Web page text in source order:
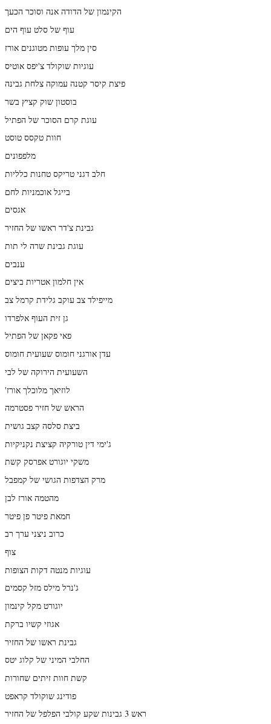
הקינמון של הדודה אנה וסוכר הכעך
עוף של סלט עוף הים
סין מלך עופות מטוגנים אורז
עוגיות שוקולד צ'יפס אוטיס
פיצת קיסר קטנה עמוקה צלחת גבינה
בוסטון שוק קציץ בשר
עוגת קרם הסוכר של הפתיל
חוות טקסס טוסט
מלפפונים
חלב דגני טריקס טחנות כלליות
בייגל אוכמניות לחם
אגסים
גבינת צ'דר ראשו של החזיר
עוגת גבינת שרה לי תות
ענבים
אין חלמון אטריות ביצים
מייפילד צב עוקב גלידת קרמל צב
גן זית העוף אלפרדו
פאי פקאן של הפתיל
עדן אורגני חומוס שעועית חומוס
השעועית הירוקה של לבי
'לוזיאך מלוכלך אורז
הראש של חזיר פסטרמה
ביצת סלסה קצב גושית
ג'ימי דין טורקיה קציצת נקניקיות
משקי יוגורט אפרסק קשת
מרק הצדפות הגושי של קמפבל
מהטמה אורז לבן
חמאת פיטר פן פיטר
כרוב ניצני ערך רב
צוף
עוגיות מנטה דקות הצופות
ג'נרל מילס מזל קסמים
יוגורט מקל קינמון
אגוזי קשיו ברקת
גבינת ראשו של החזיר
החלבי המיני של קלוג יטס
קשת חוות זיתים שחורות
פודינג שוקולד קראפט
ראש 3 גבינות שקע קולבי הפלפל של החזיר